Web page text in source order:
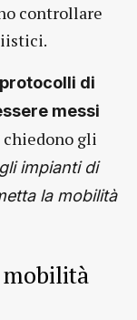
controllare
di
messi
chiedono gli
impianti di
la mobilità